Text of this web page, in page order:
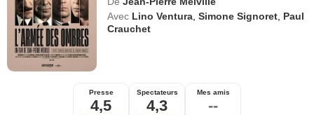
Avec Lino Ventura ,Simone Signoret Paul
Crauchet
Presse
4,5
Spectateurs
4,3
Mes amis
--